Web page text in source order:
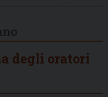
degli oratori